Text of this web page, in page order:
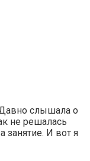
слышала о
не решалась
занятие. И вот я
не оставит
Простой